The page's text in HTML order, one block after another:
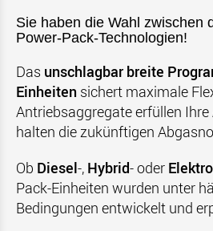
Sie haben die Wahl zwischen
Power-Pack-Technologien!
Das unschlagbar breite
Einheiten sichert maximale
Antriebsaggregate erfüllen
halten die zukünftigen
Ob Diesel-, Hybrid- oder
Pack-Einheiten wurden unter
Bedingungen entwickelt und